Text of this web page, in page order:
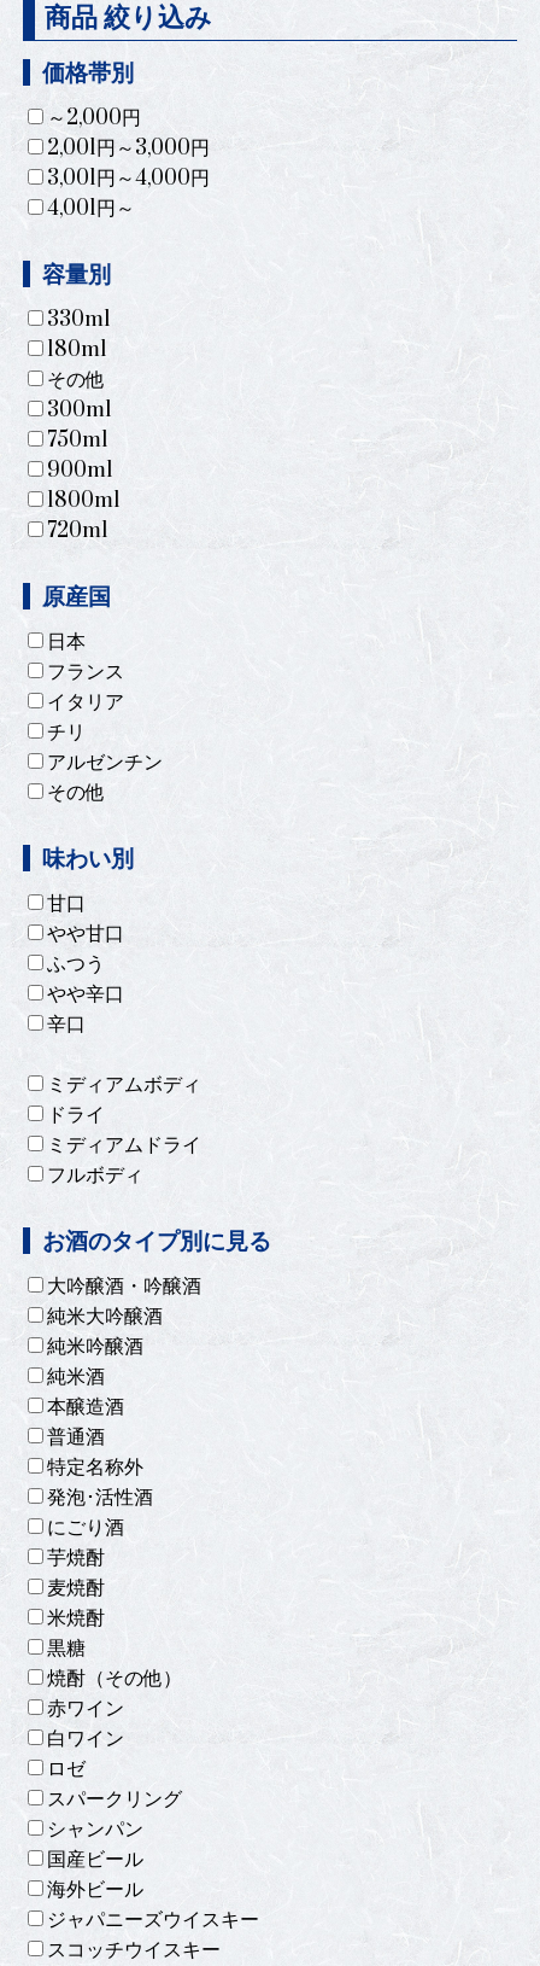
商品 絞り込み
価格帯別
～2,000円
2,001円～3,000円
3,001円～4,000円
4,001円～
容量別
330ml
180ml
その他
300ml
750ml
900ml
1800ml
720ml
原産国
日本
フランス
イタリア
チリ
アルゼンチン
その他
味わい別
甘口
やや甘口
ふつう
やや辛口
辛口
ミディアムボディ
ドライ
ミディアムドライ
フルボディ
お酒のタイプ別に見る
大吟醸酒・吟醸酒
純米大吟醸酒
純米吟醸酒
純米酒
本醸造酒
普通酒
特定名称外
発泡･活性酒
にごり酒
芋焼酎
麦焼酎
米焼酎
黒糖
焼酎（その他）
赤ワイン
白ワイン
ロゼ
スパークリング
シャンパン
国産ビール
海外ビール
ジャパニーズウイスキー
スコッチウイスキー